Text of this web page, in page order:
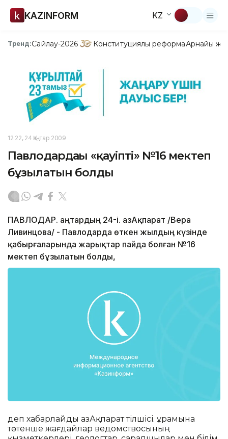
KAZINFORM KZ
Тренд:Сайлау-2026 Конституциялық реформаАрнайы
12:22, 24 Қаңтар 2009
Павлодардағы «қауіпті» №16 мектеп
бұзылатын болды
ПАВЛОДАР. Қаңтардың 24-і. ҚазАқпарат /Вера
Ливинцова/ - Павлодарда өткен жылдың күзінде
қабырғаларында жарықтар пайда болған №16
мектеп бұзылатын болды,
деп хабарлайды ҚазАқпарат тілшісі. Құрамына
төтенше жағдайлар ведомствосының